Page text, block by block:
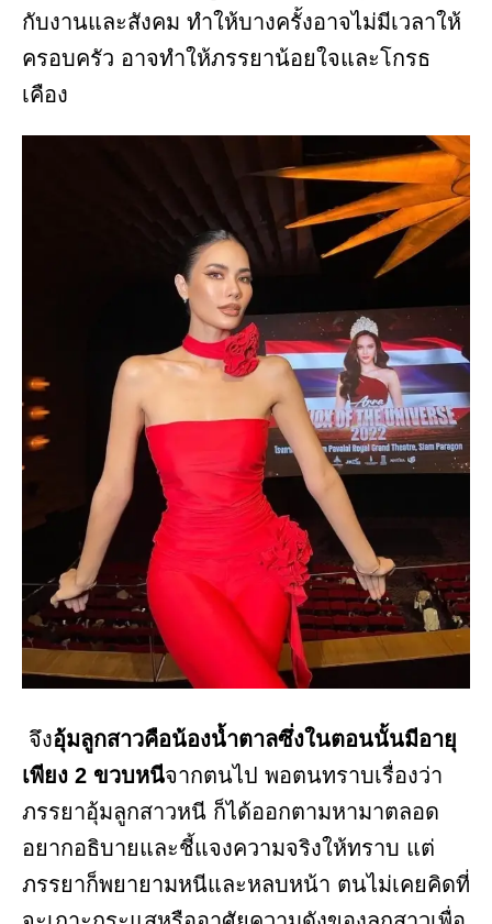
กับงานและสังคม ทำให้บางครั้งอาจไม่มีเวลาให้
ครอบครัว อาจทำให้ภรรยาน้อยใจและโกรธ
เคือง
จึงอุ้มลูกสาวคือน้องน้ำตาลซึ่งในตอนนั้นมีอายุ
เพียง 2 ขวบหนีจากตนไป พอตนทราบเรื่องว่า
ภรรยาอุ้มลูกสาวหนี ก็ได้ออกตามหามาตลอด
อยากอธิบายและชี้แจงความจริงให้ทราบ แต่
ภรรยาก็พยายามหนีและหลบหน้า ตนไม่เคยคิดที่